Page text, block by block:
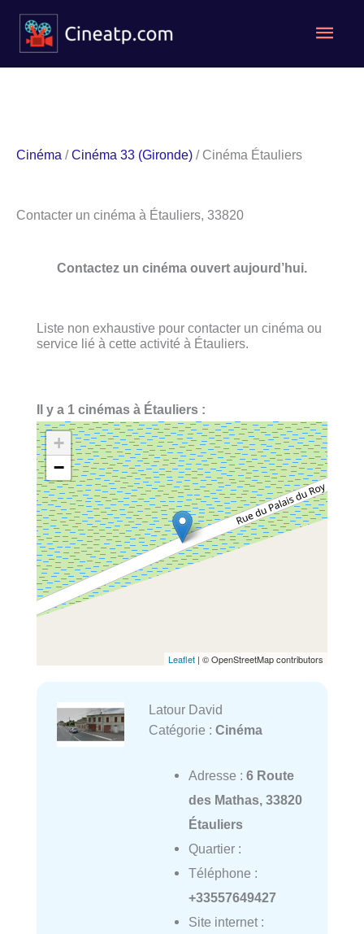
Aller
Cinéma /Cinéma 33 (Gironde) / Cinéma Étauliers
Contacter un cinéma à Étauliers, 33820
Contactez un cinéma ouvert aujourd’hui.
Liste non exhaustive pour contacter un cinéma ou
service lié à cette activité à Étauliers.
Il y a 1 cinémas à Étauliers :
+
−
Leaflet | © OpenStreetMap contributors
Latour David
Catégorie : Cinéma
Adresse : 6 Route
des Mathas, 33820
Étauliers
Quartier :
Téléphone :
+33557649427
Site internet :